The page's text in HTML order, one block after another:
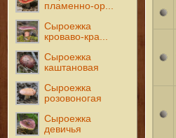
пламенно-ор...
Сыроежка
кроваво-кра...
Сыроежка
каштановая
Сыроежка
розовоногая
Сыроежка
девичья